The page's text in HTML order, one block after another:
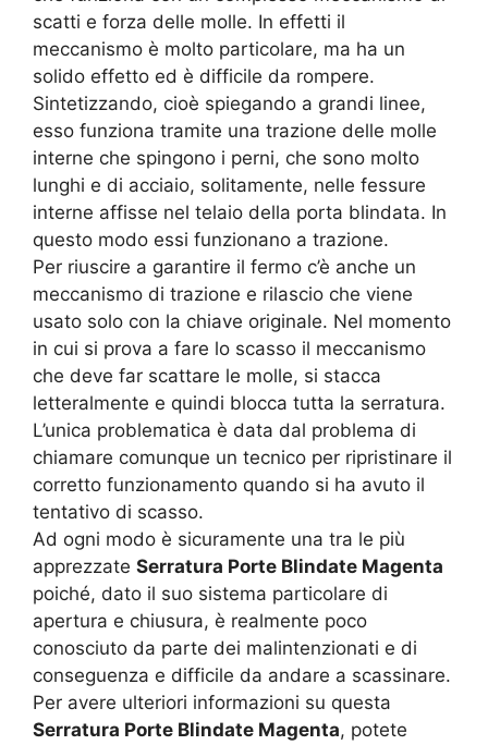
scatti e forza delle molle. In effetti il
meccanismo è molto particolare, ma ha un
solido effetto ed è difficile da rompere.
Sintetizzando, cioè spiegando a grandi linee,
esso funziona tramite una trazione delle molle
interne che spingono i perni, che sono molto
lunghi e di acciaio, solitamente, nelle fessure
interne affisse nel telaio della porta blindata. In
questo modo essi funzionano a trazione.
Per riuscire a garantire il fermo c’è anche un
meccanismo di trazione e rilascio che viene
usato solo con la chiave originale. Nel momento
in cui si prova a fare lo scasso il meccanismo
che deve far scattare le molle, si stacca
letteralmente e quindi blocca tutta la serratura.
L’unica problematica è data dal problema di
chiamare comunque un tecnico per ripristinare il
corretto funzionamento quando si ha avuto il
tentativo di scasso.
Ad ogni modo è sicuramente una tra le più
apprezzate Serratura Porte Blindate Magenta
poiché, dato il suo sistema particolare di
apertura e chiusura, è realmente poco
conosciuto da parte dei malintenzionati e di
conseguenza e difficile da andare a scassinare.
Per avere ulteriori informazioni su questa
Serratura Porte Blindate Magenta, potete